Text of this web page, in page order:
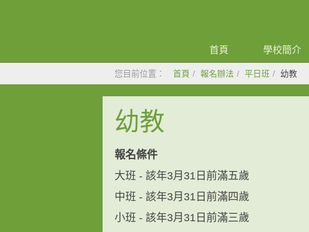
首頁 學校簡介
您目前位置： 首頁 報名辦法 平日班 幼教
幼教
報名條件
大班 - 該年3月31日前滿五歲
中班 - 該年3月31日前滿四歲
小班 - 該年3月31日前滿三歲